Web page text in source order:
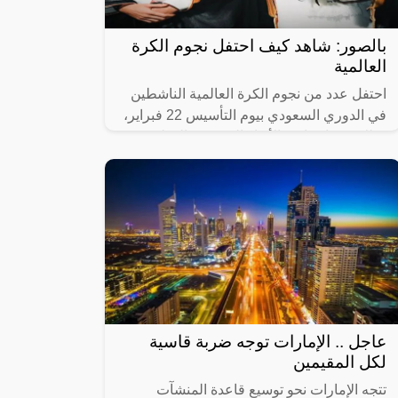
بالصور: شاهد كيف احتفل نجوم الكرة
العالمية
احتفل عدد من نجوم الكرة العالمية الناشطين
في الدوري السعودي بيوم التأسيس 22 فبراير،
التاريخية من ثوب وعقال مقصب، في
عاجل .. الإمارات توجه ضربة قاسية
لكل المقيمين
تتجه الإمارات نحو توسيع قاعدة المنشآت